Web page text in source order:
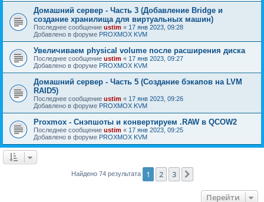
Домашний сервер - Часть 3 (Добавление Bridge и
создание хранилища для виртуальных машин)
Последнее сообщение ustim « 17 янв 2023, 09:28
Добавлено в форуме PROXMOX KVM
Увеличиваем physical volume после расширения диска
Последнее сообщение ustim « 17 янв 2023, 09:27
Добавлено в форуме PROXMOX KVM
Домашний сервер - Часть 5 (Создание бэкапов на LVM
RAID5)
Последнее сообщение ustim « 17 янв 2023, 09:26
Добавлено в форуме PROXMOX KVM
Proxmox - Снэпшоты и конвертируем .RAW в QCOW2
Последнее сообщение ustim « 17 янв 2023, 09:25
Добавлено в форуме PROXMOX KVM
Найдено 74 результата 1 2 3
Перейти